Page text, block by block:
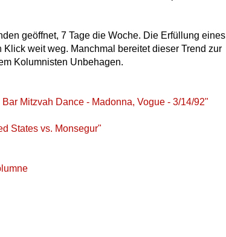
geöffnet, 7 Tage die Woche. Die Erfüllung eines
Klick weit weg. Manchmal bereitet dieser Trend zur
Kolumnisten Unbehagen.
Mitzvah Dance - Madonna, Vogue - 3/14/92"
States vs. Monsegur"